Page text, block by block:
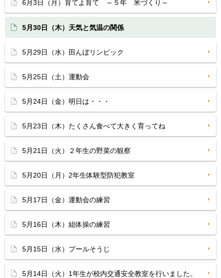
6月3日（月）育てよ育て ～５年 米づくり～
5月30日（木）天気と気温の関係
5月29日（水）田んぼリンピック
5月25日（土）運動会
5月24日（金）明日は・・・
5月23日（木）たくさん食べて大きく育ってね
5月21日（火）２年生の野菜の観察
5月20日（月）2年生体験型防犯教室
5月17日（金）運動会の練習
5月16日（木）組体操の練習
5月15日（水）プールそうじ
5月14日（火）1年生が校内交通安全教室を行いました。